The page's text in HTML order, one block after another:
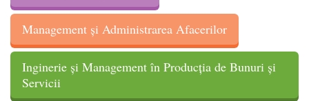
Management și Administrarea Afacerilor
Inginerie și Management în Producția de Bunuri și
Servicii